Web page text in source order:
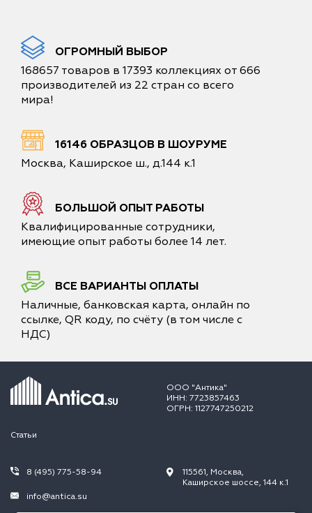
ОГРОМНЫЙ ВЫБОР
168657 товаров в 17393 коллекциях от 666
производителей из 22 стран со всего
мира!
16146 ОБРАЗЦОВ В ШОУРУМЕ
Москва, Каширское ш., д.144 к.1
БОЛЬШОЙ ОПЫТ РАБОТЫ
Квалифицированные сотрудники,
имеющие опыт работы более 14 лет.
ВСЕ ВАРИАНТЫ ОПЛАТЫ
Наличные, банковская карта, онлайн по
ссылке, QR коду, по счёту (в том числе с
НДС)
ООО "Антика"
ИНН: 7723857463
ОГРН: 1127747250212
Статьи
8 (495) 775-58-94
info@antica.su
115561, Москва,
Каширское шоссе, 144 к.1